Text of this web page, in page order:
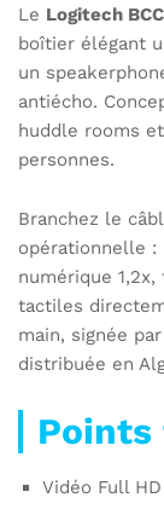
Le Logitech
boîtier élégant
un
antiécho.
huddle rooms
personnes.
Branchez le
opérationnelle :
numérique
tactiles
main, signée
distribuée en
Vidéo Full